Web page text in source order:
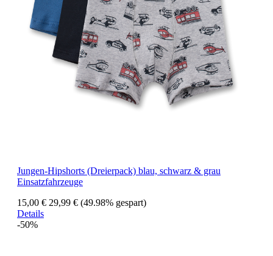
Jungen-Hipshorts (Dreierpack) blau, schwarz & grau
Einsatzfahrzeuge
15,00 € 29,99 € (49.98% gespart)
Details
-50%